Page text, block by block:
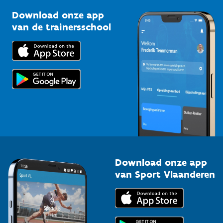
Bedrijven
Trainers en begeleiders
Topsporters
Kennisplatform
Downloads
Voor de pers
Download onze app
van de trainersschool
Download onze app
van Sport Vlaanderen